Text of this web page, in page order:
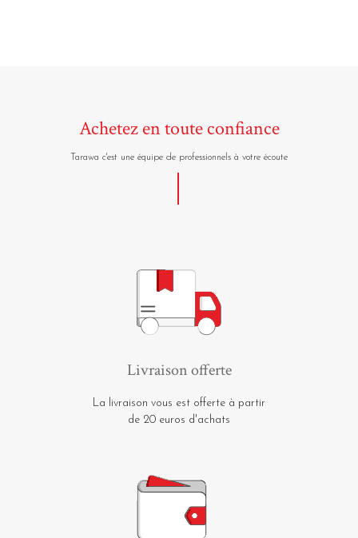
Achetez en toute confiance
Tarawa c'est une équipe de professionnels à votre écoute
Livraison offerte
La livraison vous est offerte à partir
de 20 euros d'achats